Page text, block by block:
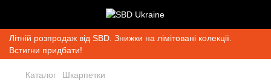
Літній розпродаж від SBD. Знижки на лімітовані колекції.
Встигни придбати!
Каталог Шкарпетки